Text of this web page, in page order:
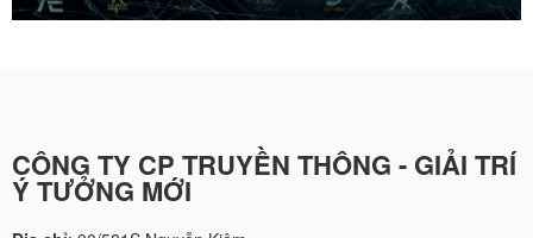
CÔNG TY CP TRUYỀN THÔNG - GIẢI TRÍ
Ý TƯỞNG MỚI